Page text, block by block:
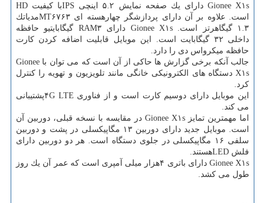
Gionee X۱s دارای یك صفحه نمایش ۵.۲ اینچی IPSبا كیفیت HD
است. علاوه بر آن دارای پردازشگر چهارهسته ای MT۶۷۶۳مدیاتك
۱.۳ گیگاهرتز است. Gionee X۱s دارای RAM۳ گیگابایتیو حافظه
داخلی ۳۲ گیگابایت است. این موبایل قابلیت اضافه كردن كارت
حافظه میكرواس دی را دارد.
جالب آنكه برخی گزارش ها حاكی از آن است كه می توان با Gionee
X۱s دستگاه های الكترونیكی خانگی مانند تلویزیون و تهویه را كنترل
كرد.
این موبایل دارای دوسیم كارت است و از فناوری ۴G LTEپشتیبانی
می كند.
اما مهمترین تمایز Gionee X۱s در مقایسه با نسخه قبلی، دوربین آن
است. موبایل جدید دارای دوربین ۱۳ مگاپیكسلی در پشت و دوربین
سلفی ۱۶ مگاپیكسلی در جلوی دستگاه است. هر دو دوربین دارای
فلش LEDهستند.
Gionee X۱s دارای باتری ۴هزار میلی آمپری است كه عمر آن یك روز
طول می كشد.